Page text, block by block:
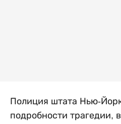
Полиция штата Нью-
подробности трагедии,